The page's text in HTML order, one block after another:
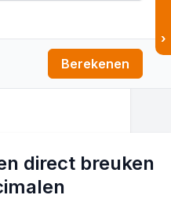
Berekenen
›
direct breuken